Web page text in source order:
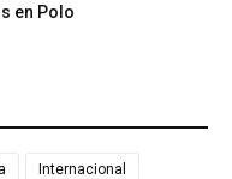
en Polo
Internacional